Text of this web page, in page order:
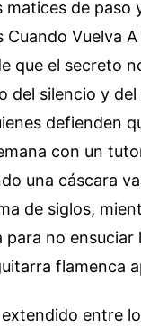
de paso
Vuelva
que el secreto
del silencio y
defienden
con un
una cáscara
de siglos,
no
flamenca
entre